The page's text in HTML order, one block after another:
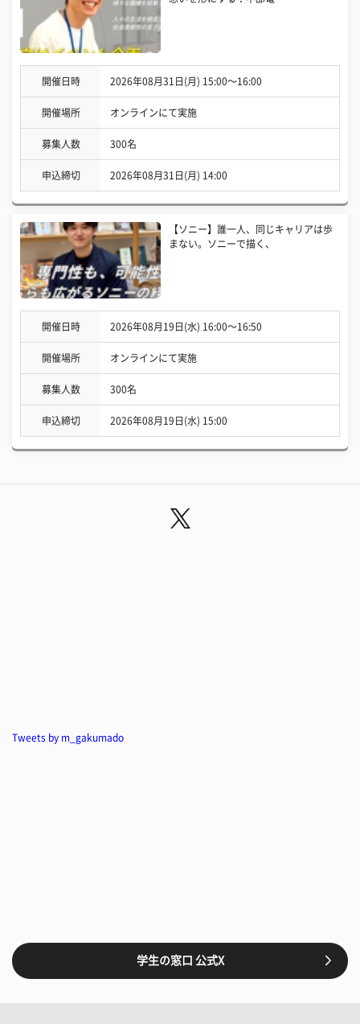
開催日時 2026年08月31日(月) 15:00〜16:00
開催場所 オンラインにて実施
募集人数 300名
申込締切 2026年08月31日(月) 14:00
【ソニー】誰一人、同じキャリアは歩
まない。ソニーで描く、
開催日時 2026年08月19日(水) 16:00〜16:50
開催場所 オンラインにて実施
募集人数 300名
申込締切 2026年08月19日(水) 15:00
Tweets by m_gakumado
学生の窓口 公式X